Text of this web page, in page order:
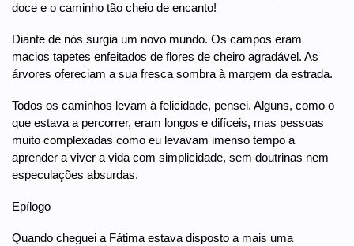
doce e o caminho tão cheio de encanto!
Diante de nós surgia um novo mundo. Os campos eram
macios tapetes enfeitados de flores de cheiro agradável. As
árvores ofereciam a sua fresca sombra à margem da estrada.
Todos os caminhos levam à felicidade, pensei. Alguns, como o
que estava a percorrer, eram longos e difíceis, mas pessoas
muito complexadas como eu levavam imenso tempo a
aprender a viver a vida com simplicidade, sem doutrinas nem
especulações absurdas.
Epílogo
Quando cheguei a Fátima estava disposto a mais uma